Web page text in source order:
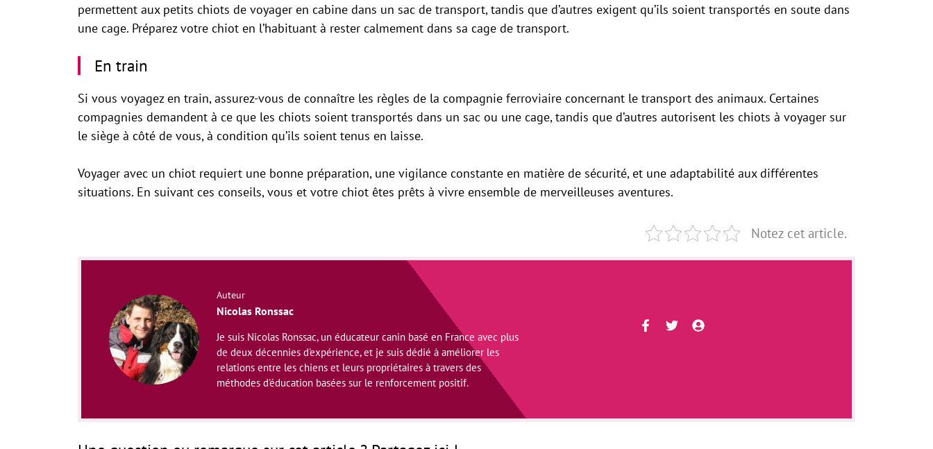
permettent aux petits chiots de voyager en cabine dans un sac de transport, tandis que d’autres exigent qu’ils soient transportés en soute dans
une cage. Préparez votre chiot en l’habituant à rester calmement dans sa cage de transport.
En train
Si vous voyagez en train, assurez-vous de connaître les règles de la compagnie ferroviaire concernant le transport des animaux. Certaines
compagnies demandent à ce que les chiots soient transportés dans un sac ou une cage, tandis que d’autres autorisent les chiots à voyager sur
le siège à côté de vous, à condition qu’ils soient tenus en laisse.
Voyager avec un chiot requiert une bonne préparation, une vigilance constante en matière de sécurité, et une adaptabilité aux différentes
situations. En suivant ces conseils, vous et votre chiot êtes prêts à vivre ensemble de merveilleuses aventures.
Notez cet article.
Auteur
Nicolas Ronssac
Je suis Nicolas Ronssac, un éducateur canin basé en France avec plus
de deux décennies d'expérience, et je suis dédié à améliorer les
relations entre les chiens et leurs propriétaires à travers des
méthodes d'éducation basées sur le renforcement positif.